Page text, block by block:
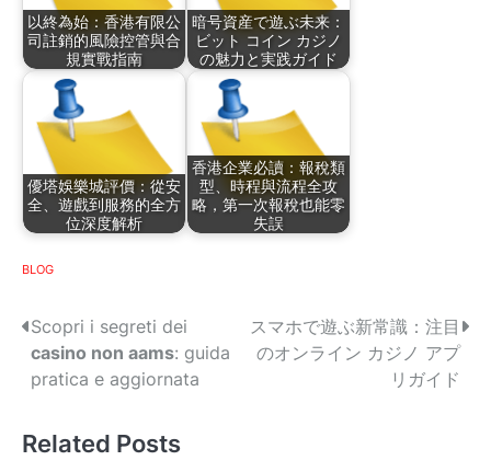
以終為始：香港有限公
司註銷的風險控管與合
規實戰指南
暗号資産で遊ぶ未来：
ビット コイン カジノ
の魅力と実践ガイド
優塔娛樂城評價：從安
全、遊戲到服務的全方
位深度解析
香港企業必讀：報稅類
型、時程與流程全攻
略，第一次報稅也能零
失誤
BLOG
P
o
t
Scopri i segreti dei
casino non aams: guida
pratica e aggiornata
スマホで遊ぶ新常識：注目
のオンライン カジノ アプ
リガイド
Related Posts